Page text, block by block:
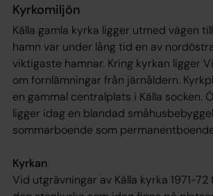
Kyrkomiljön
Källa gamla kyrka ligger utmed vägen
hamn var under lång tid en av
viktigaste hamnar. Kring kyrkan ligger
om fornlämningar från järnåldern.
en gammal centralplats i Källa socken.
ligger idag en blandad
sommarboende som
Kyrkan
Vid utgrävningar av Källa kyrka 1971-